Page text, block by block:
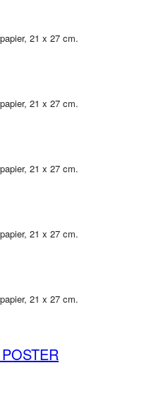
21 x 27 cm.
21 x 27 cm.
21 x 27 cm.
21 x 27 cm.
21 x 27 cm.